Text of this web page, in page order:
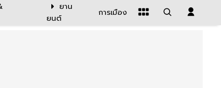
ยาน
ยนต์
การเมือง